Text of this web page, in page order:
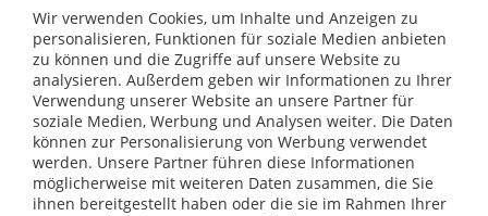
* bei Paketversand. Alle Preise inkl. gesetzl. Mehrwertsteuer zzgl.
Versandkosten.
Copyright © afp marketing gmbh - Alle Rechte vorbehalten
Sicher zahlen in unserem Onlineshop
Wir verwenden Cookies, um Inhalte und Anzeigen zu
personalisieren, Funktionen für soziale Medien anbieten
zu können und die Zugriffe auf unsere Website zu
analysieren. Außerdem geben wir Informationen zu Ihrer
Verwendung unserer Website an unsere Partner für
soziale Medien, Werbung und Analysen weiter. Die Daten
können zur Personalisierung von Werbung verwendet
werden. Unsere Partner führen diese Informationen
möglicherweise mit weiteren Daten zusammen, die Sie
ihnen bereitgestellt haben oder die sie im Rahmen Ihrer